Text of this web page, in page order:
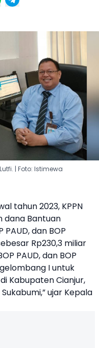
| Foto: Istimewa
tahun 2023, KPPN
dana Bantuan
dan BOP
Rp230,3 miliar
PAUD, dan BOP
I untuk
Kabupaten Cianjur,
ujar Kepala